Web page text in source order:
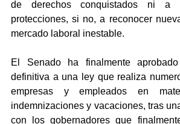
de derechos conquistados ni a
protecciones, si no, a reconocer
mercado laboral inestable.
El Senado ha finalmente
definitiva a una ley que realiza
empresas y empleados en
indemnizaciones y vacaciones, tras
con los gobernadores que